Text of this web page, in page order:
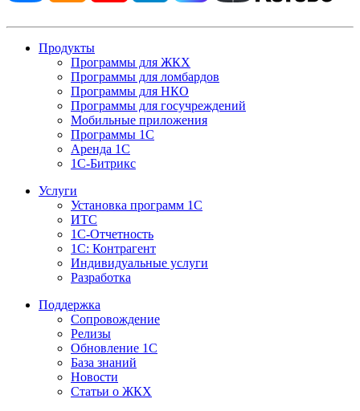
Продукты
Программы для ЖКХ
Программы для ломбардов
Программы для НКО
Программы для госучреждений
Мобильные приложения
Программы 1С
Аренда 1С
1С-Битрикс
Услуги
Установка программ 1С
ИТС
1С-Отчетность
1С: Контрагент
Индивидуальные услуги
Разработка
Поддержка
Сопровождение
Релизы
Обновление 1С
База знаний
Новости
Статьи о ЖКХ